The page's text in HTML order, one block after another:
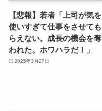
【悲報】若者「上司が気を
使いすぎて仕事をさせても
らえない。成長の機会を奪
われた。ホワハラだ！」
2025年3月27日